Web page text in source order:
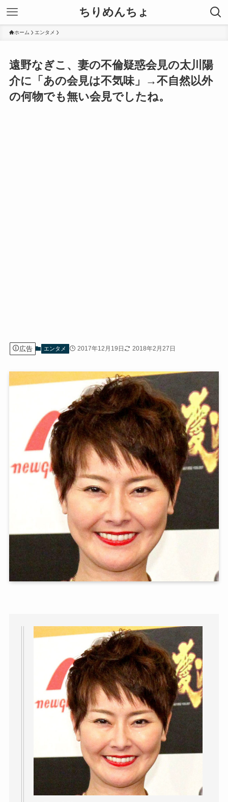
ちりめんちょ
ホーム エンタメ
遠野なぎこ、妻の不倫疑惑会見の太川陽
介に「あの会見は不気味」→不自然以外
の何物でも無い会見でしたね。
広告 エンタメ 2017年12月19日 2018年2月27日